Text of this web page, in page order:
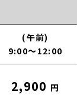
午前：9:00
(午前)
9:00～12:00
2,900 円